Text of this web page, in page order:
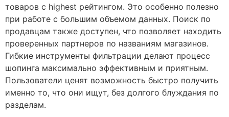
товаров с highest рейтингом. Это особенно полезно
при работе с большим объемом данных. Поиск по
продавцам также доступен, что позволяет находить
проверенных партнеров по названиям магазинов.
Гибкие инструменты фильтрации делают процесс
шопинга максимально эффективным и приятным.
Пользователи ценят возможность быстро получить
именно то, что они ищут, без долгого блуждания по
разделам.